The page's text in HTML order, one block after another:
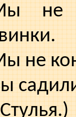
не
не